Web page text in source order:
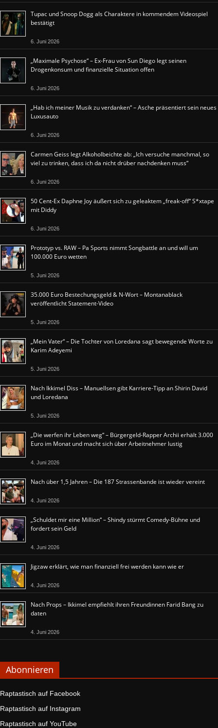
Tupac und Snoop Dogg als Charaktere in kommendem Videospiel
bestätigt
6. Juni 2026
„Maximale Psychose“ – Ex-Frau von Sun Diego legt seinen
Drogenkonsum und finanzielle Situation offen
6. Juni 2026
„Hab ich meiner Musik zu verdanken“ – Asche präsentiert sein neues
Luxusauto
6. Juni 2026
Carmen Geiss legt Alkoholbeichte ab: „Ich versuche manchmal, so
viel zu trinken, dass ich da nicht drüber nachdenken muss“
6. Juni 2026
50 Cent-Ex Daphne Joy äußert sich zu geleaktem „freak-off“ S*xtape
mit Diddy
6. Juni 2026
Prototyp vs. RAW – Pa Sports nimmt Songbattle an und will um
100.000 Euro wetten
5. Juni 2026
35.000 Euro Bestechungsgeld & N-Wort – Montanablack
veröffentlicht Statement-Video
5. Juni 2026
„Mein Vater“ – Die Tochter von Loredana sagt bewegende Worte zu
Karim Adeyemi
5. Juni 2026
Nach Ikkimel Diss – Manuellsen gibt Karriere-Tipp an Shirin David
und Loredana
5. Juni 2026
„Die werfen ihr Leben weg“ – Bürgergeld-Rapper Archii erhält 3.000
Euro im Monat und macht sich über Arbeitnehmer lustig
4. Juni 2026
Nach über 1,5 Jahren – Die 187 Strassenbande ist wieder vereint
4. Juni 2026
„Schuldet mir eine Million“ – Shindy stürmt Comedy-Bühne und
fordert sein Geld
4. Juni 2026
Jigzaw erklärt, wie man finanziell frei werden kann wie er
4. Juni 2026
Nach Props – Ikkimel empfiehlt ihren Freundinnen Farid Bang zu
daten
4. Juni 2026
Abonnieren
Raptastisch auf Facebook
Raptastisch auf Instagram
Raptastisch auf YouTube